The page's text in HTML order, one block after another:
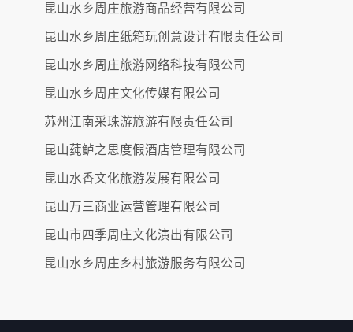
昆山水乡周庄旅游商品经营有限公司
昆山水乡周庄纸箱玩创意设计有限责任公司
昆山水乡周庄旅游网络科技有限公司
昆山水乡周庄文化传媒有限公司
苏州江南采珠游旅游有限责任公司
昆山莼鲈之思度假酒店管理有限公司
昆山水香文化旅游发展有限公司
昆山万三商业运营管理有限公司
昆山市四季周庄文化演出有限公司
昆山水乡周庄乡村旅游服务有限公司